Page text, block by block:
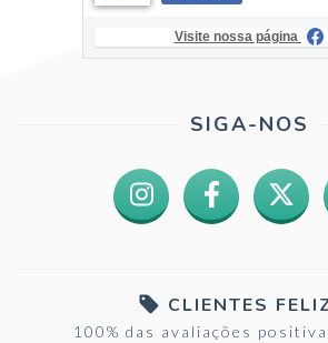
Visite nossa página
SIGA-NOS
CLIENTES
100% das avaliações